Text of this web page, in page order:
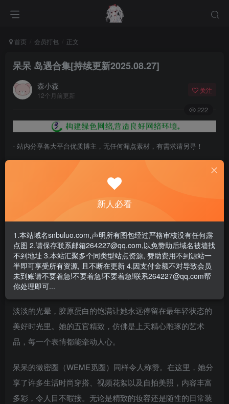
首页 会员打包 正文
呆呆 岛遇合集[持续更新2025.08.27]
森小森
12个月前更新
关注
222
- 站内分享各大平台优质博主，无任何漏点素材，有需求请另寻！
- 百度网盘提示提取码错误，请更换浏览器重试，这是百度网盘版本问
- 遇见解压密码不对、无法解压，请查看
- 资源失效/充值未到账/账号解禁...等问题请《提交工单》
今天要介绍的，就是这样一位兼具可爱与火辣，用时尚穿搭
和迷人魅力征服大家的抖音达人——呆呆。
呆呆的外表可爱，宛如一只灵动的灰兔，却又带着不属于这
淡淡的光晕，胶原蛋白的饱满让她永远停留在最年轻状态的
美好时光里。她的五官精致，仿佛是上天精心雕琢的艺术
品，每一个表情都能牵动人心。
呆呆的微密圈（WEME觅圈）同样令人称赞。在这里，她分
享了许多生活时尚穿搭、视频花絮以及自拍美照，内容丰富
多彩，令人目不暇接。无论是精致的妆容还是随性的日常装
新人必看
1.本站域名snbuluo.com,声明所有图包经过严格审核没有任何露
点图 2.请保存联系邮箱264227@qq.com,以免赞助后域名被墙找
不到地址 3.本站汇聚多个同类型站点资源, 赞助费用不到源站一
半即可享受所有资源, 且不断在更新 4.因支付金额不对导致会员
未到账请不要着急!不要着急!不要着急!联系264227@qq.com帮
你处理即可...